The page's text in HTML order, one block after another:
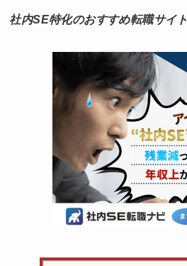
社内SE特化のおすすめ転職サイト